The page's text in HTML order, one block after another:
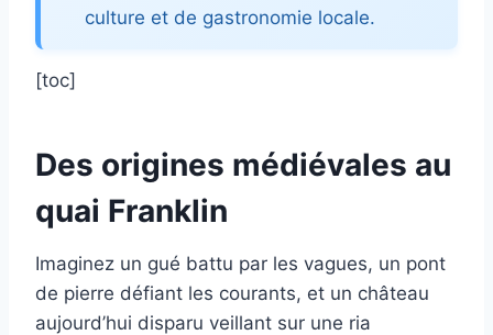
culture et de gastronomie locale.
[toc]
Des origines médiévales au
quai Franklin
Imaginez un gué battu par les vagues, un pont
de pierre défiant les courants, et un château
aujourd’hui disparu veillant sur une ria